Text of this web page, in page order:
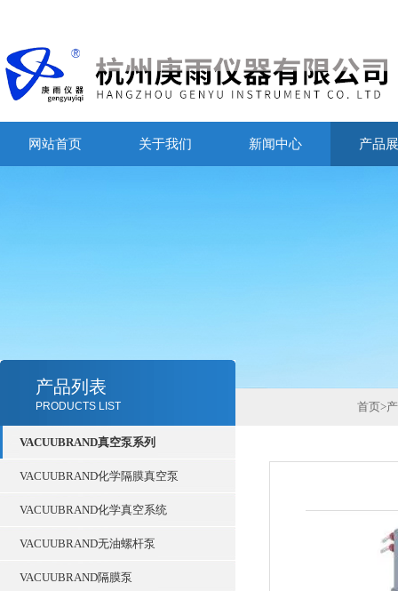
网站首页 关于我们 新闻中心 产品
产品列表
PRODUCTS LIST
VACUUBRAND真空泵系列
VACUUBRAND化学隔膜真空泵
VACUUBRAND化学真空系统
VACUUBRAND无油螺杆泵
VACUUBRAND隔膜泵
首页>